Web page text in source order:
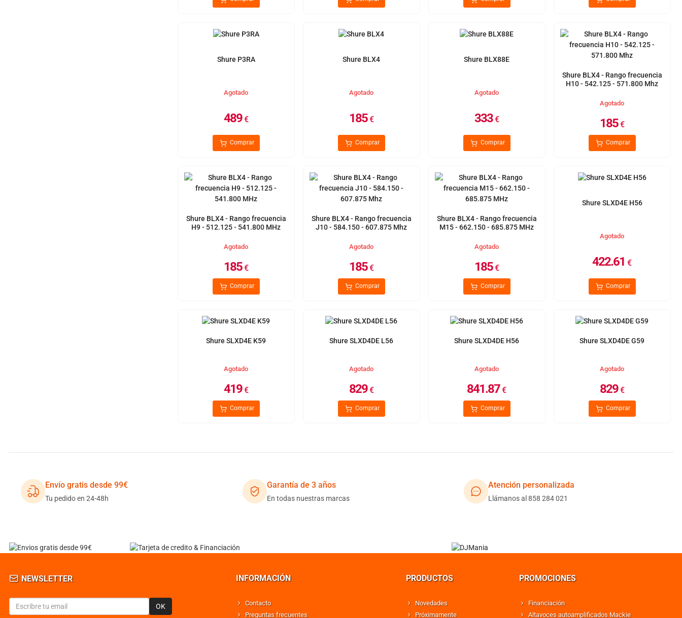
Shure P3RA
Agotado
489€
Comprar
Shure BLX4
Agotado
185€
Comprar
Shure BLX88E
Agotado
333€
Comprar
Shure BLX4 - Rango frecuencia
H10 - 542.125 - 571.800 Mhz
Agotado
185€
Comprar
Shure BLX4 - Rango frecuencia
H9 - 512.125 - 541.800 MHz
Agotado
185€
Comprar
Shure BLX4 - Rango frecuencia
J10 - 584.150 - 607.875 Mhz
Agotado
185€
Comprar
Shure BLX4 - Rango frecuencia
M15 - 662.150 - 685.875 MHz
Agotado
185€
Comprar
Shure SLXD4E H56
Agotado
422.61 €
Comprar
Shure SLXD4E K59
Agotado
419€
Comprar
Shure SLXD4DE L56
Agotado
829€
Comprar
Shure SLXD4DE H56
Agotado
841.87€
Comprar
Shure SLXD4DE G59
Agotado
829€
Comprar
Envío gratis desde 99€
Tu pedido en 24-48h
Garantía de 3 años
En todas nuestras marcas
Atención personalizada
Llámanos al 858 284 021
NEWSLETTER
OK
INFORMACIÓN
Contacto
Preguntas frecuentes
PRODUCTOS
Novedades
Próximamente
PROMOCIONES
Financiación
Altavoces autoamplificados Mackie